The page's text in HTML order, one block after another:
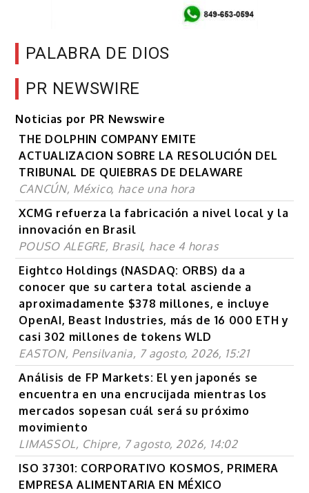
PALABRA DE DIOS
PR NEWSWIRE
Noticias por PR Newswire
THE DOLPHIN COMPANY EMITE
ACTUALIZACION SOBRE LA RESOLUCIÓN DEL
TRIBUNAL DE QUIEBRAS DE DELAWARE
CANCÚN, México, hace una hora
XCMG refuerza la fabricación a nivel local y la
innovación en Brasil
POUSO ALEGRE, Brasil, hace 4 horas
Eightco Holdings (NASDAQ: ORBS) da a
conocer que su cartera total asciende a
aproximadamente $378 millones, e incluye
OpenAI, Beast Industries, más de 16 000 ETH y
casi 302 millones de tokens WLD
EASTON, Pensilvania, 7 agosto, 2026, 15:21
Análisis de FP Markets: El yen japonés se
encuentra en una encrucijada mientras los
mercados sopesan cuál será su próximo
movimiento
LIMASSOL, Chipre, 7 agosto, 2026, 14:02
ISO 37301: CORPORATIVO KOSMOS, PRIMERA
EMPRESA ALIMENTARIA EN MÉXICO